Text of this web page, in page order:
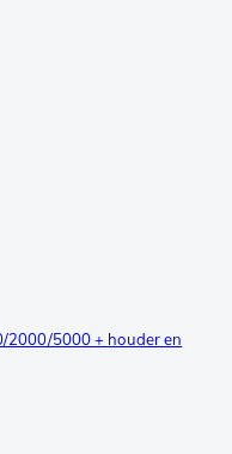
2000/5000 + houder en